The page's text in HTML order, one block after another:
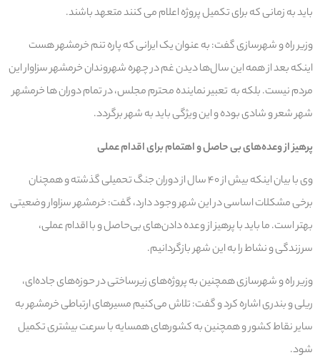
باید به زمانی که برای تکمیل پروژه اعلام می کنند متعهد باشند.
وزیر راه و شهرسازی گفت: به عنوان یک ایرانی که پاره تنم خرمشهر هست
اینکه بعد از همه این سال‌ها دیدن غم در چهره شهروندان خرمشهر سزاوار این
مردم نیست. بلکه به تعبیر نماینده محترم مجلس، در تمام دوران ها خرمشهر
شهر شعر و شادی بوده و این ویژگی باید به شهر برگردد.
پرهیز از وعده‌های بی حاصل و اهتمام برای اقدام عملی
وی با بیان اینکه بیش از ۴۰ سال از دوران جنگ تحمیلی گذشته و همچنان
برخی مشکلات اساسی در این شهر وجود دارد، گفت: خرمشهر سزاوار وضعیتی
بهتر است. ما باید با پرهیز از وعده‌ دادن‌های بی‌حاصل و با اقدام عملی،
سرزندگی و نشاط را به این شهر بازگردانیم.
وزیر راه و شهرسازی همچنین به پروژه‌های زیرساختی در حوزه‌های جاده‌ای،
ریلی و بندری اشاره کرد و گفت: تلاش می‌کنیم مسیرهای ارتباطی خرمشهر به
سایر نقاط کشور و همچنین به کشورهای همسایه با سرعت بیشتری تکمیل
شود.